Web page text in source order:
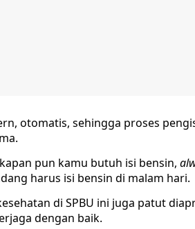
otomatis, sehingga proses
pun kamu butuh isi bensin,
harus isi bensin di malam hari.
di SPBU ini juga patut
dengan baik.